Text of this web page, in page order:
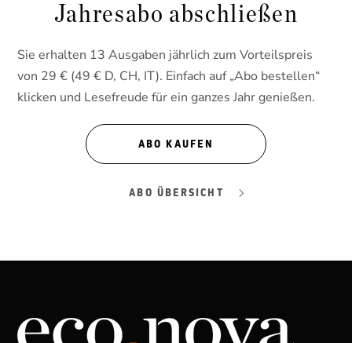
Jahresabo abschließen
Sie erhalten 13 Ausgaben jährlich zum Vorteilspreis
von 29 € (49 € D, CH, IT). Einfach auf „Abo bestellen“
klicken und Lesefreude für ein ganzes Jahr genießen.
ABO KAUFEN
ABO ÜBERSICHT